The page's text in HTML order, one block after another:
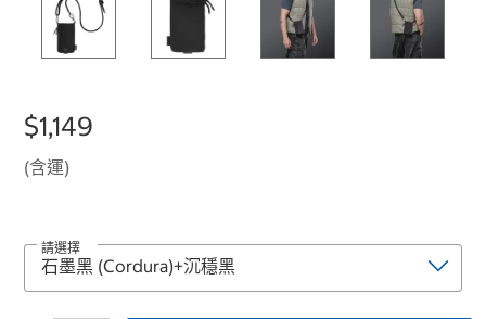
$1,149
(含運)
請選擇